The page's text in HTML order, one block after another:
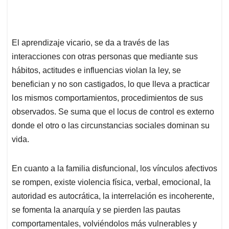
El aprendizaje vicario, se da a través de las
interacciones con otras personas que mediante sus
hábitos, actitudes e influencias violan la ley, se
benefician y no son castigados, lo que lleva a practicar
los mismos comportamientos, procedimientos de sus
observados. Se suma que el locus de control es externo
donde el otro o las circunstancias sociales dominan su
vida.
En cuanto a la familia disfuncional, los vínculos afectivos
se rompen, existe violencia física, verbal, emocional, la
autoridad es autocrática, la interrelación es incoherente,
se fomenta la anarquía y se pierden las pautas
comportamentales, volviéndolos más vulnerables y